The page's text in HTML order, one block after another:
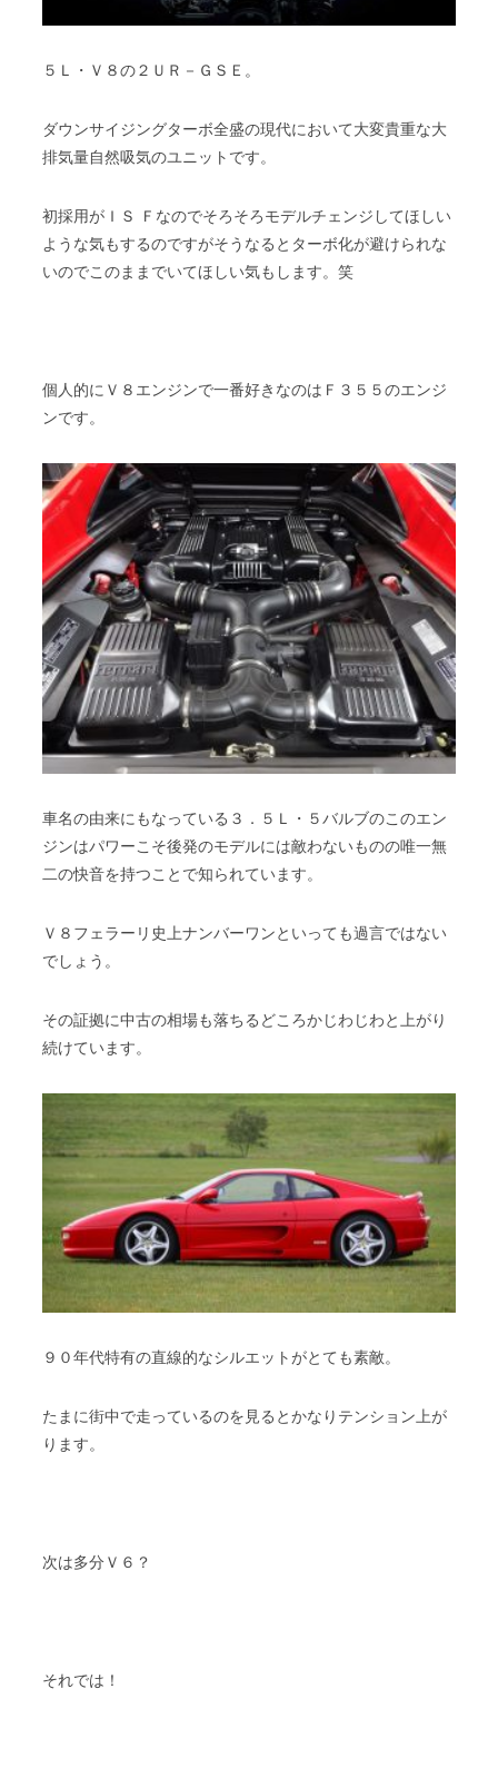
５Ｌ・Ｖ８の２ＵＲ－ＧＳＥ。
ダウンサイジングターボ全盛の現代において大変貴重な大
排気量自然吸気のユニットです。
初採用がＩＳ Ｆなのでそろそろモデルチェンジしてほしい
ような気もするのですがそうなるとターボ化が避けられな
いのでこのままでいてほしい気もします。笑
個人的にＶ８エンジンで一番好きなのはＦ３５５のエンジ
ンです。
車名の由来にもなっている３．５Ｌ・５バルブのこのエン
ジンはパワーこそ後発のモデルには敵わないものの唯一無
二の快音を持つことで知られています。
Ｖ８フェラーリ史上ナンバーワンといっても過言ではない
でしょう。
その証拠に中古の相場も落ちるどころかじわじわと上がり
続けています。
９０年代特有の直線的なシルエットがとても素敵。
たまに街中で走っているのを見るとかなりテンション上が
ります。
次は多分Ｖ６？
それでは！